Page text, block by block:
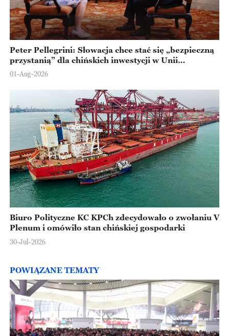
Peter Pellegrini: Słowacja chce stać się „bezpieczną
przystanią” dla chińskich inwestycji w Unii
Europejskiej
01-Aug-2026
Biuro Polityczne KC KPCh zdecydowało o zwołaniu V
Plenum i omówiło stan chińskiej gospodarki
30-Jul-2026
POWIĄZANE TEMATY